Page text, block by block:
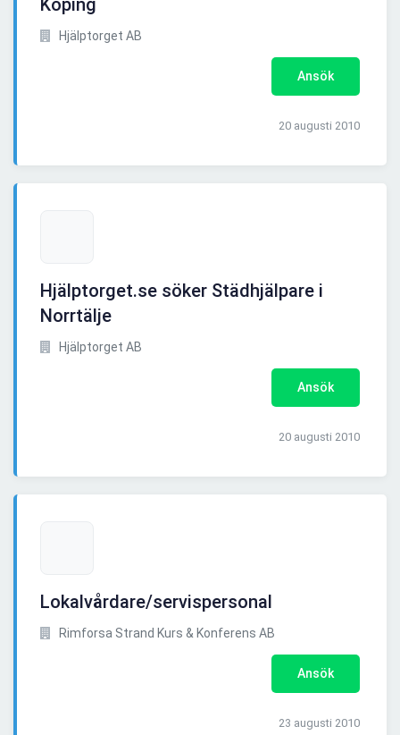
Köping
Hjälptorget AB
Ansök
20 augusti 2010
Hjälptorget.se söker Städhjälpare i
Norrtälje
Hjälptorget AB
Ansök
20 augusti 2010
Lokalvårdare/servispersonal
Rimforsa Strand Kurs & Konferens AB
Ansök
23 augusti 2010